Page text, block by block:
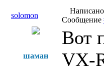
solomon
Сообщение
шаман
Вот
VX-